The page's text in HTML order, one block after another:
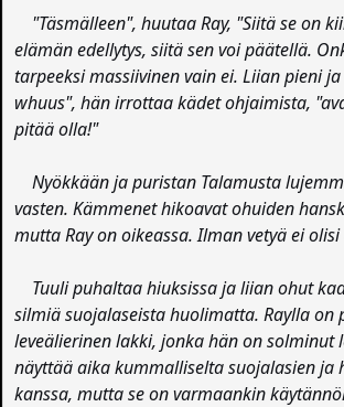
"Täsmälleen", huutaa Ray, "Siitä se on
elämän edellytys, siitä sen voi päätellä.
tarpeeksi massiivinen vain ei. Liian pieni
whuus", hän irrottaa kädet ohjaimista,
pitää olla!"
Nyökkään ja puristan Talamusta
vasten. Kämmenet hikoavat ohuiden
mutta Ray on oikeassa. Ilman vetyä ei
Tuuli puhaltaa hiuksissa ja liian ohut
silmiä suojalaseista huolimatta. Raylla on
leveälierinen lakki, jonka hän on solminut
näyttää aika kummalliselta suojalasien ja
kanssa, mutta se on varmaankin